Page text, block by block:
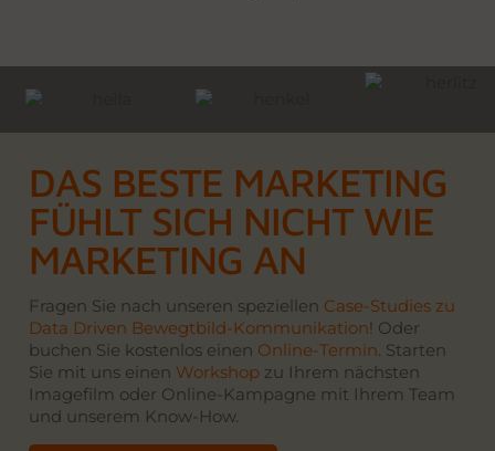
DAS BESTE MARKETING
FÜHLT SICH NICHT WIE
MARKETING AN
Fragen Sie nach unseren speziellen Case-Studies zu
Data Driven Bewegtbild-Kommunikation! Oder
buchen Sie kostenlos einen Online-Termin. Starten
Sie mit uns einen Workshopzu Ihrem nächsten
Imagefilm oder Online-Kampagne mit Ihrem Team
und unserem Know-How.